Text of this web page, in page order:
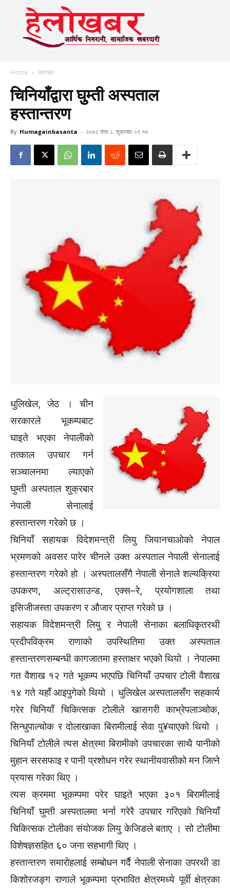
Home समाचार
चिनियाँद्वारा घुुम्ती अस्पताल
हस्तान्तरण
By Humagainbasanta - २०७२ जेष्ठ ८, शुक्रबार ०९:१७
धुलिखेल, जेठ । चीन
सरकारले भूकम्पबाट
घाइते भएका नेपालीको
तत्काल उपचार गर्न
सञ्चालनमा ल्याएको
घुम्ती अस्पताल शुक्रबार
नेपाली सेनालाई
हस्तान्तरण गरेको छ ।
चिनियाँ सहायक विदेशमन्त्री लियु जियानचाओको नेपाल
भ्रमणको अवसर पारेर चीनले उक्त अस्पताल नेपाली सेनालाई
हस्तान्तरण गरेको हो । अस्पतालसँगै नेपाली सेनाले शल्यक्रिया
उपकरण, अल्ट्रासाउन्ड, एक्स–रे, प्रयोगशाला तथा
इसिजीजस्ता उपकरण र औजार प्राप्त गरेको छ ।
सहायक विदेशमन्त्री लियु र नेपाली सेनाका बलाधिकृतरथी
प्रदीपविक्रम राणाको उपस्थितिमा उक्त अस्पताल
हस्तान्तरणसम्बन्धी कागजातमा हस्ताक्षर भएको थियो । नेपालमा
गत वैशाख १२ गते भूकम्प भएपछि चिनियाँ उपचार टोली वैशाख
१४ गते यहाँ आइपुगेको थियो । धुलिखेल अस्पतालसँग सहकार्य
गरेर चिनियाँ चिकित्सक टोलीले खासगरी काभ्रेपलाञ्चोक,
सिन्धुपाल्चोक र दोलाखाका बिरामीलाई सेवा पु¥याएको थियो ।
चिनियाँ टोलीले त्यस क्षेत्रमा बिरामीको उपचारका साथै पानीको
मुहान सरसफाइ र पानी प्रशोधन गरेर स्थानीयवासीको मन जित्ने
प्रयास गरेका थिए ।
त्यस क्रममा भूकम्पमा परेर घाइते भएका ३०१ बिरामीलाई
चिनियाँ घुम्ती अस्पतालमा भर्ना गरेरै उपचार गरिएको चिनियाँ
चिकित्सक टोलीका संयोजक लियु केजिङले बताए । सो टोलीमा
विशेषज्ञसहित ६० जना सहभागी थिए ।
हस्तान्तरण समारोहलाई सम्बोधन गर्दै नेपाली सेनाका उपरथी डा
किशोरजङ्ग राणाले भूकम्पमा प्रभावित क्षेत्रमध्ये पूर्वी क्षेत्रका